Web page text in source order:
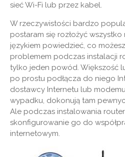
sieć Wi-Fi lub przez kabel.
W rzeczywistości bardzo
postaram się rozłożyć
językiem powiedzieć, co
problemem podczas instalacji
tylko jeden powód. Większość
po prostu podłącza do niego
dostawcy Internetu lub
wypadku, dokonują tam
Ale podczas instalowania
skonfigurowanie go do
internetowym.